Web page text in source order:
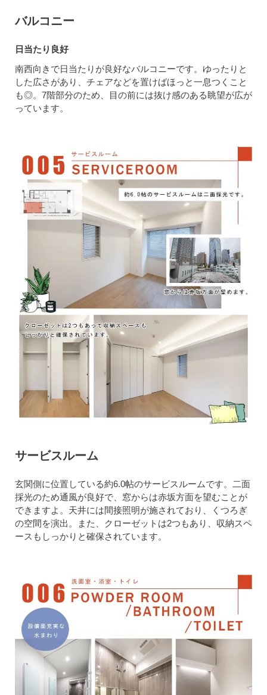
バルコニー
日当たり良好
南西向きで日当たりが良好なバルコニーです。ゆったりと
した広さがあり、チェアなどを置けばほっと一息つくこと
も◎。7階部分のため、目の前には抜け感のある眺望が広が
っています。
サービスルーム
玄関側に位置している約6.0帖のサービスルームです。二面
採光のため通風が良好で、窓からは赤坂方面を望むことが
できますよ。天井には間接照明が施されており、くつろぎ
の空間を演出。また、クローゼットは2つもあり、収納スペ
ースもしっかりと確保されています。